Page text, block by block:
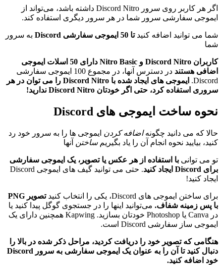
اگر هر کاربر روی سرور Discord Nitro داشته باشد، می‌تواند از
ایموجی سفارشی سرور شما در هر سرور دیگری استفاده کند.
شما می توانید اضافه کنیدتا 50 ایموجی سفارشی Discord
به سرور
شما
کاربران Discord Nitro و Nitro Basic دارای 50 اسلات ایموجی
اضافی هستند
در دسترس آنها، در مجموع 100 ایموجی سفارشی
Discord.
ایموجی های ایجاد شده با Discord Nitro را می توان در هر
سروری استفاده کرد، حتی اگر خودتان Discord Nitro ندارید!
نحوه ساخت ایموجی های Discord
حالا که می دانید چگونهاضافه کردن ایموجی ها را به سرور خود رد
کنید، بیایید نحوه انجام آن را یاد بگیریمساختن آنها
تو می توانی با استفاده از هر عکس یا تصویر، یک ایموجی سفارشی
برای Discord ایجاد کنید
. حتی می توانید گیف های ایموجی Discord
ایجاد کنید!
برای ساختن ایموجی های Discord، یکی را انتخاب کنید
تصویر PNG
با پس زمینه شفاف. می‌توانید اینها را در جستجوی گوگل پیدا کنید یا
در Canva یا Photoshop خودتان بسازید. Kapwing همچنین دارای یک
ایموجی ساز سفارشی Discord است.
هنگامی که تصویر خود را دریافت کردید، مراحل ذکر شده در بالا را
دنبال کنید تا آن را به عنوان یک ایموجی سفارشی به سرور Discord
خود اضافه کنید.